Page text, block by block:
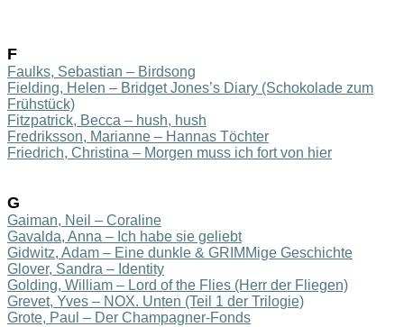
F
Faulks, Sebastian – Birdsong
Fielding, Helen – Bridget Jones’s Diary (Schokolade zum
Frühstück)
Fitzpatrick, Becca – hush, hush
Fredriksson, Marianne – Hannas Töchter
Friedrich, Christina – Morgen muss ich fort von hier
G
Gaiman, Neil – Coraline
Gavalda, Anna – Ich habe sie geliebt
Gidwitz, Adam – Eine dunkle & GRIMMige Geschichte
Glover, Sandra – Identity
Golding, William – Lord of the Flies (Herr der Fliegen)
Grevet, Yves – NOX. Unten (Teil 1 der Tri logie)
Grote, Paul – Der Champagner-Fonds